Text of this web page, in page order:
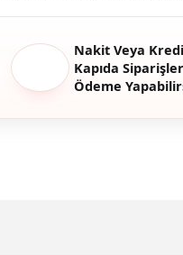
Nakit Veya
Kapıda
Ödeme